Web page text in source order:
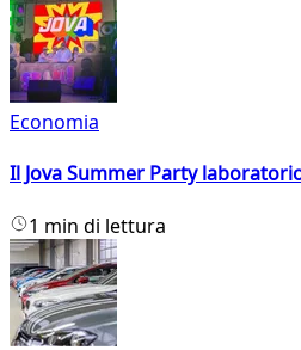
Economia
Il Jova Summer Party
1 min di lettura